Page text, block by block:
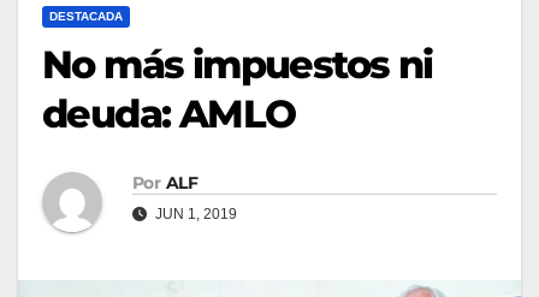
DESTACADA
No más impuestos ni
deuda: AMLO
Por ALF
JUN 1, 2019